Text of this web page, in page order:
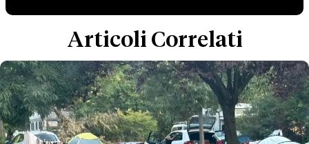
Articoli Correlati